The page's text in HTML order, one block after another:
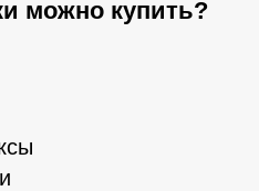
можно купить?